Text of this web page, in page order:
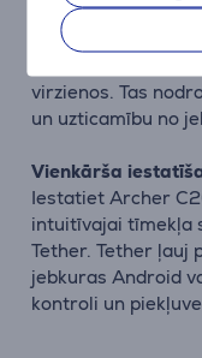
Ar 3 fiksētām
augstākas
virzienos. Tas
un uzticamību no
Vienkārša
Iestatiet Archer
intuitīvajai tīmekļa
Tether. Tether ļauj
jebkuras Android
kontroli un